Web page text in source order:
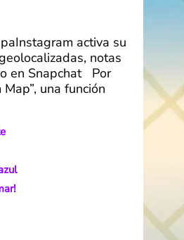
activa su
notas
en Snapchat Por
una función